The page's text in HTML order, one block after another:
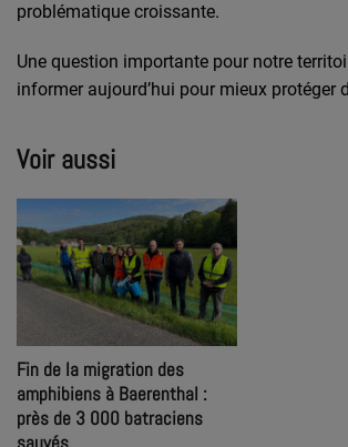
problématique croissante.
Une question importante pour notre
informer aujourd’hui pour mieux protéger
Voir aussi
Fin de la migration des
amphibiens à Baerenthal :
près de 3 000 batraciens